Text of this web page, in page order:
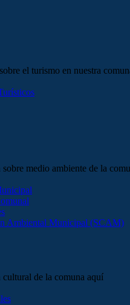
el turismo en nuestra
medio ambiente de la
Ambiental Municipal (SCAM)
de la comuna aquí